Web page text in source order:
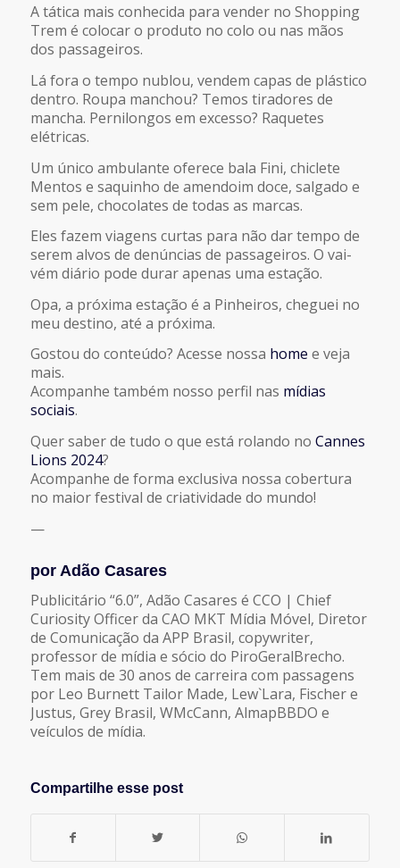
A tática mais conhecida para vender no Shopping
Trem é colocar o produto no colo ou nas mãos
dos passageiros.
Lá fora o tempo nublou, vendem capas de plástico
dentro. Roupa manchou? Temos tiradores de
mancha. Pernilongos em excesso? Raquetes
elétricas.
Um único ambulante oferece bala Fini, chiclete
Mentos e saquinho de amendoim doce, salgado e
sem pele, chocolates de todas as marcas.
Eles fazem viagens curtas para não dar tempo de
serem alvos de denúncias de passageiros. O vai-
vém diário pode durar apenas uma estação.
Opa, a próxima estação é a Pinheiros, cheguei no
meu destino, até a próxima.
Gostou do conteúdo? Acesse nossa home e veja
mais.
Acompanhe também nosso perfil nas mídias
sociais.
Quer saber de tudo o que está rolando no Cannes
Lions 2024?
Acompanhe de forma exclusiva nossa cobertura
no maior festival de criatividade do mundo!
—
por Adão Casares
Publicitário “6.0”, Adão Casares é CCO | Chief
Curiosity Officer da CAO MKT Mídia Móvel, Diretor
de Comunicação da APP Brasil, copywriter,
professor de mídia e sócio do PiroGeralBrecho.
Tem mais de 30 anos de carreira com passagens
por Leo Burnett Tailor Made, Lew`Lara, Fischer e
Justus, Grey Brasil, WMcCann, AlmapBBDO e
veículos de mídia.
Compartilhe esse post